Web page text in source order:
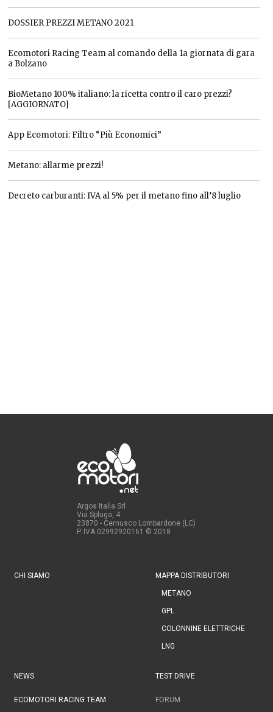
DOSSIER PREZZI METANO 2021
Ecomotori Racing Team al comando della 1a giornata di gara
a Bolzano
BioMetano 100% italiano: la ricetta contro il caro prezzi?
[AGGIORNATO]
App Ecomotori: Filtro “Più Economici”
Metano: allarme prezzi!
Decreto carburanti: IVA al 5% per il metano fino all’8 luglio
Argos Italia Srl
Via Spluga, 4
23870 - Cernusco Lombardone (LC)
P. IVA 02992920161 © 2018
CHI SIAMO MAPPA DISTRIBUTORI
METANO
GPL
COLONNINE ELETTRICHE
LNG
NEWS TEST DRIVE
ECOMOTORI RACING TEAM FORUM